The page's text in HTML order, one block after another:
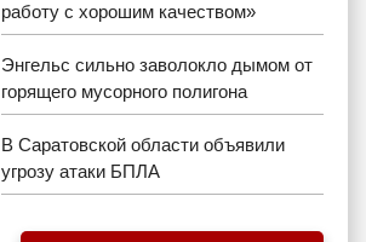
работу с хорошим качеством»
Энгельс сильно заволокло дымом от
горящего мусорного полигона
В Саратовской области объявили
угрозу атаки БПЛА